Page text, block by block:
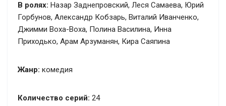
В ролях: Назар Заднепровский, Леся Самаева, Юрий
Горбунов, Александр Кобзарь, Виталий Иванченко,
Джимми Воха-Воха, Полина Василина, Инна
Приходько, Арам Арзуманян, Кира Саяпина
Жанр: комедия
Количество серий: 24